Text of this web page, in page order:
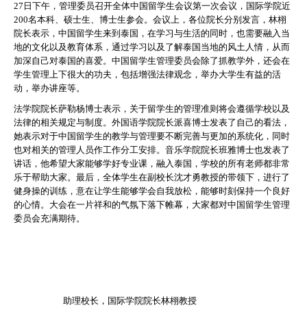
27日下午，管理委员召开全体中国留学生会议第一次会议，国际学院近
200名本科、硕士生、博士生参会。会议上，各位院长分别发言，林栩
院长表示，中国留学生来到泰国，在学习与生活的同时，也需要融入当
地的文化以及教育体系，通过学习以及了解泰国当地的风土人情，从而
加深自己对泰国的喜爱。中国留学生管理委员会除了抓教学外，还会在
学生管理上下很大的功夫，包括增强法律观念，举办大学生有益的活
动，举办讲座等。
法学院院长萨勒杨博士表示，关于留学生的管理准则将会遵循学校以及
法律的相关规定与制度。外国语学院院长派喜博士发表了自己的看法，
她表示对于中国留学生的教学与管理要不断完善与更加的系统化，同时
也对相关的管理人员作工作分工安排。音乐学院院长班雅博士也发表了
讲话，他希望大家能够学好专业课，融入泰国，学校的所有老师都非常
乐于帮助大家。最后，全体学生在副校长沈才勇教授的带领下，进行了
健身操的训练，意在让学生能够学会自我放松，能够时刻保持一个良好
的心情。大会在一片祥和的气氛下落下帷幕，大家都对中国留学生管理
委员会充满期待。
助理校长，国际学院院长林栩教授